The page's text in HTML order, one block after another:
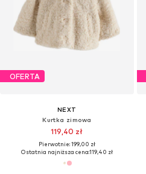
OFERTA
NEXT
Kurtka zimowa
119,40 zł
Pierwotnie: 199,00 zł
Ostatnia najniższa cena:119,40 zł